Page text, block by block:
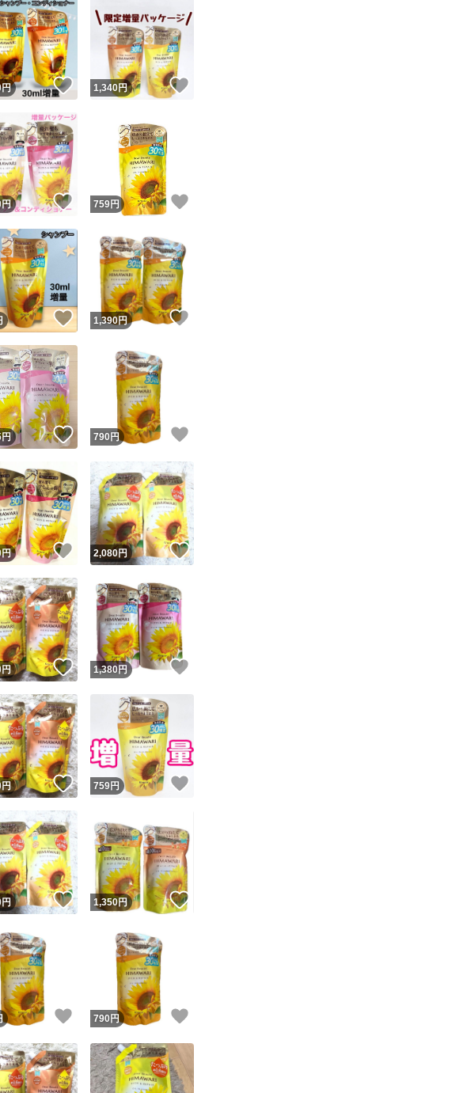
績◯+ このユーザーはYahoo!フリマの取引を完了させた実績があります
マ実績◯+ このユーザーは他フリマサービスでの取引実績があります
安心発送
ジは実績に基づく表示であり、発送を保証しているものではありません
ド＆安心発送
このユーザーは高頻度で24時間以内＆設定した発送日数内に発送してい
ド発送
送 このユーザーは設定した発送日数内に発送しています
ピーは1商品につき1回
出品ページへ
キャンセル
円 いいね！
1,340円
円 いいね！
759円
いいね！
1,390円
円 いいね！
790 円
円 いいね！
2,080円 いいね！
円 いいね！
1,380円
円 いいね！
759円
円 いいね！
1,350円
いいね！
790 円